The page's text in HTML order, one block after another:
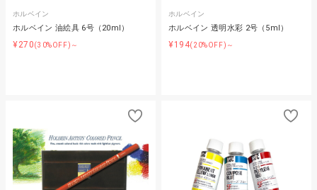
ホルベイン
ホルベイン 油絵具 6号（20ml）
¥270(30%OFF)～
ホルベイン
ホルベイン 透明水彩 2号（5ml）
¥194(20%OFF)～